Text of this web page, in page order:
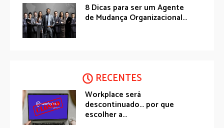
8 Dicas para ser um Agente
de Mudança Organizacional...
RECENTES
Workplace será
descontinuado… por que
escolher a...